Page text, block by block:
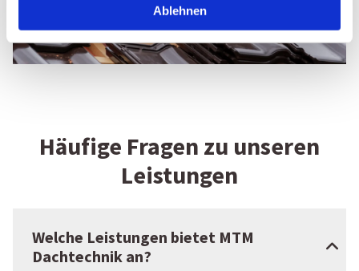
Ablehnen
Häufige Fragen zu unseren
Leistungen
Welche Leistungen bietet MTM
Dachtechnik an?